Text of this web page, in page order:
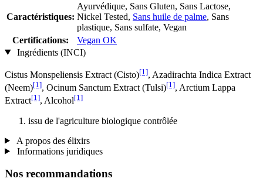
Caractéristiques:
Ayurvédique, Sans Gluten, Sans Lactose,
Nickel Tested, Sans huile de palme, Sans
plastique, Sans sulfate, Vegan
Certifications:
Vegan OK
Ingrédients (INCI)
Cistus Monspeliensis Extract (Cisto)[1], Azadirachta Indica Extract
(Neem)[1], Ocinum Sanctum Extract (Tulsi)[1], Arctium Lappa
Extract[1], Alcohol[1]
issu de l'agriculture biologique contrôlée
A propos des élixirs
Informations juridiques
Nos recommandations